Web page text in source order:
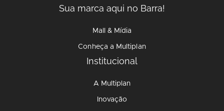
Sua marca aqui no Barra!
Mall & Mídia
Conheça a Multiplan
Institucional
A Multiplan
Inovação